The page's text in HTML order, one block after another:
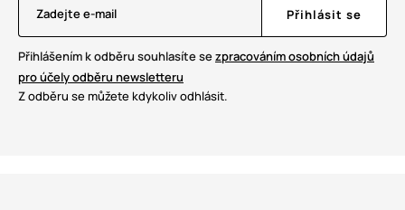
Zadejte e-mail Přihlásit se
Přihlášením k odběru souhlasíte sezpracováním osobních údajů
pro účely odběru newsletteru
Z odběru se můžete kdykoliv odhlásit.